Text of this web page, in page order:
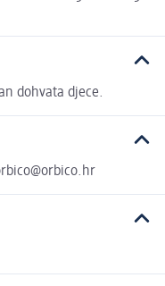
dohvata djece.